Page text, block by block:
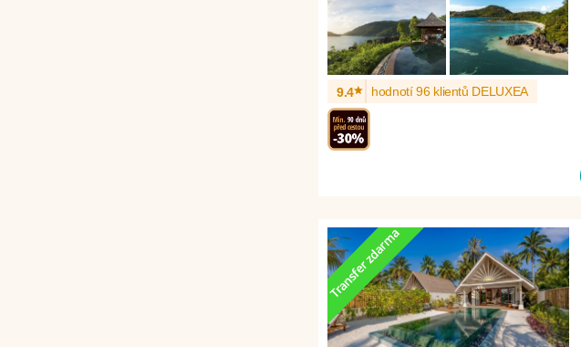
9.4* hodnotí 96 klientů DELUXEA